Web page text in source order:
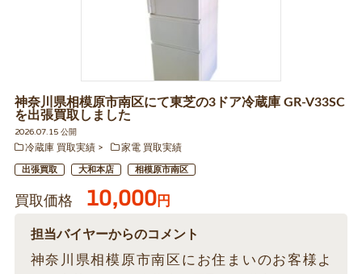
神奈川県相模原市南区にて東芝の3ドア冷蔵庫 GR-V33SC
を出張買取しました
2026.07.15 公開
冷蔵庫 買取実績
家電 買取実績
出張買取 大和本店 相模原市南区
買取価格 10,000円
担当バイヤーからのコメント
神奈川県相模原市南区にお住まいのお客様よ